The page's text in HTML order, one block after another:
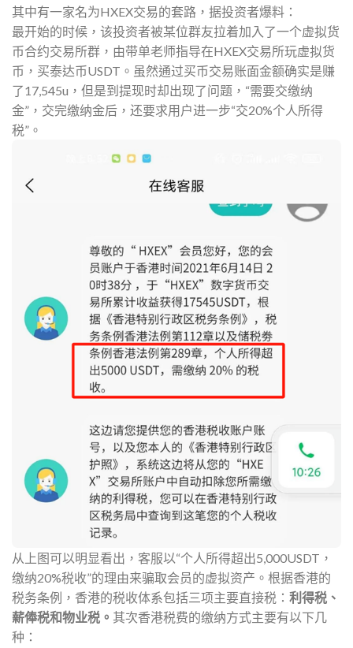
其中有一家名为HXEX交易的套路，据投资者爆料：
最开始的时候，该投资者被某位群友拉着加入了一个虚拟货
币合约交易所群，由带单老师指导在HXEX交易所玩虚拟货
币，买泰达币USDT 。虽然通过买币交易账面金额确实是赚
了17,545u，但是到提现时却出现了问题，“需要交缴纳
金”，交完缴纳金后，还要求用户进一步“交20%个人所得
税”。
从上图可以明显看出，客服以“个人所得超出5,000USDT，
缴纳20%税收”的理由来骗取会员的虚拟资产。根据香港的
税务条例，香港的税收体系包括三项主要直接税： 利得税、
薪俸税和物业税 。 其次香港税费的缴纳方式主要有以下几
种：